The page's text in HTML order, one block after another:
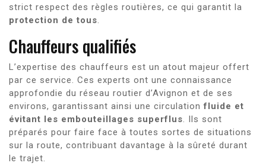
strict respect des règles routières, ce qui garantit la
protection de tous.
Chauffeurs qualifiés
L’expertise des chauffeurs est un atout majeur offert
par ce service. Ces experts ont une connaissance
approfondie du réseau routier d’Avignon et de ses
environs, garantissant ainsi une circulationfluide et
évitant les embouteillages superflus. Ils sont
préparés pour faire face à toutes sortes de situations
sur la route, contribuant davantage à la sûreté durant
le trajet.